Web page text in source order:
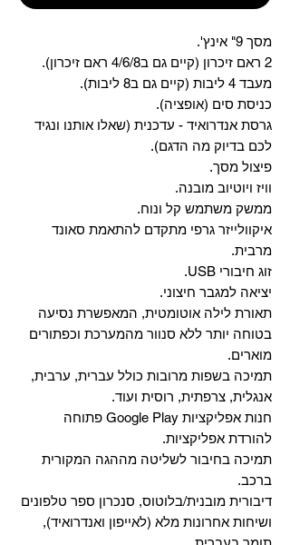
מסך 9" אינץ'.
2 ראם זיכרון (קיים גם ב4/6/8 ראם זיכרון).
מעבד 4 ליבות (קיים גם ב8 ליבות).
כניסת סים (אופציה).
גרסת אנדרואיד - עדכנית (שאלו אותנו ונגיד
לכם בדיוק מה הדגם).
פיצול מסך.
וויז ויוטיוב מובנה.
ממשק משתמש קל ונוח.
איקוולייזר גרפי מתקדם להתאמת סאונד
מרבית.
זוג חיבורי USB.
יציאה למגבר חיצוני.
תאורת לילה אוטומטית, המאפשרת נסיעה
בטוחה יותר ללא סנוור מהמערכת וכפתורים
מוארים.
תמיכה בשפות מרובות כולל עברית, ערבית,
אנגלית, צרפתית, רוסית ועוד.
‏חנות אפליקציות Google Play פתוחה
להורדת אפליקציות.
‏תמיכה בחיבור לשליטה מההגה המקורית
ברכב.
‏דיבורית מובנית/בלוטוס, ‏סנכרון ספר טלפונים
ושיחות אחרונות מלא (לאייפון ואנדרואיד),